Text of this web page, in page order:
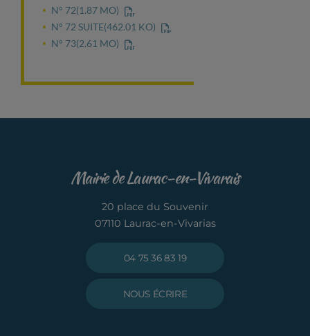
N° 72(1.87 MO)
N° 72 SUITE(462.01 KO)
N° 73(2.61 MO)
Mairie de Laurac-en-Vivarais
20 place du Souvenir
07110 Laurac-en-Vivarias
04 75 36 83 19
NOUS ÉCRIRE